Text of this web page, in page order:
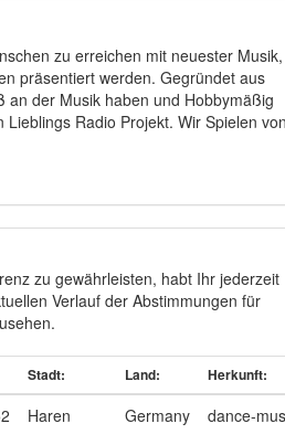
zu erreichen mit neuester Musik,
präsentiert werden. Gegründet aus
an der Musik haben und Hobbymäßig
Lieblings Radio Projekt. Wir Spielen
zu gewährleisten, habt Ihr jederzeit
Verlauf der Abstimmungen für
Stadt: Land: Herkunft:
Haren Germany
dance-